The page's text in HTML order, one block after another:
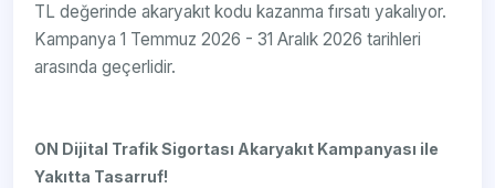
TL değerinde akaryakıt kodu kazanma fırsatı yakalıyor.
Kampanya 1 Temmuz 2026 - 31 Aralık 2026 tarihleri
arasında geçerlidir.
ON Dijital Trafik Sigortası Akaryakıt Kampanyası ile
Yakıtta Tasarruf!